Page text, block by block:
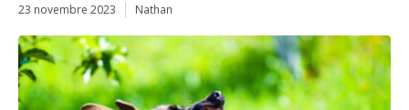
23 novembre 2023 Nathan